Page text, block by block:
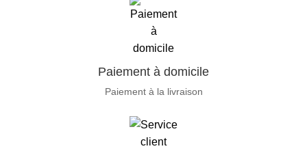
Paiement à domicile
Paiement à la livraison